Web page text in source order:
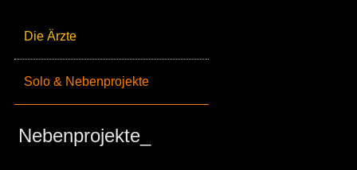
Die Ärzte
Solo & Nebenprojekte
Nebenprojekte_